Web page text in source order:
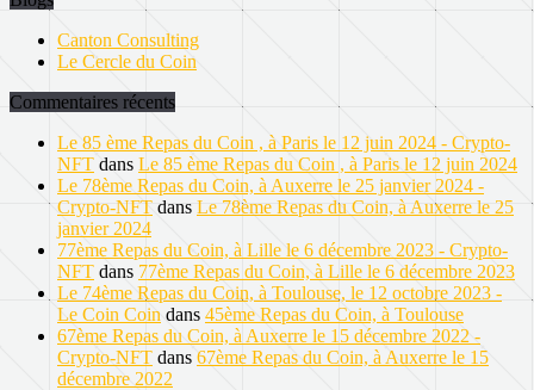
Canton Consulting
Le Cercle du Coin
Commentaires récents
Le 85 ème Repas du Coin , à Paris le 12 juin 2024 - Crypto-
NFT dans Le 85 ème Repas du Coin , à Paris le 12 juin 2024
Le 78ème Repas du Coin, à Auxerre le 25 janvier 2024 -
Crypto-NFT dans Le 78ème Repas du Coin, à Auxerre le 25
janvier 2024
77ème Repas du Coin, à Lille le 6 décembre 2023 - Crypto-
NFT dans 77ème Repas du Coin, à Lille le 6 décembre 2023
Le 74ème Repas du Coin, à Toulouse, le 12 octobre 2023 -
Le Coin Coin dans 45ème Repas du Coin, à Toulouse
67ème Repas du Coin, à Auxerre le 15 décembre 2022 -
Crypto-NFT dans 67ème Repas du Coin, à Auxerre le 15
décembre 2022